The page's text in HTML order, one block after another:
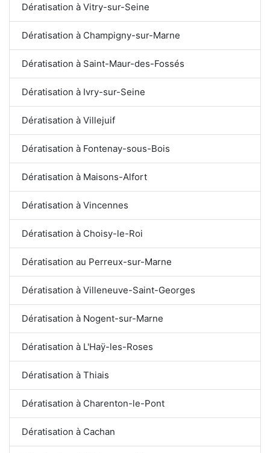
Dératisation à Vitry-sur-Seine
Dératisation à Champigny-sur-Marne
Dératisation à Saint-Maur-des-Fossés
Dératisation à Ivry-sur-Seine
Dératisation à Villejuif
Dératisation à Fontenay-sous-Bois
Dératisation à Maisons-Alfort
Dératisation à Vincennes
Dératisation à Choisy-le-Roi
Dératisation au Perreux-sur-Marne
Dératisation à Villeneuve-Saint-Georges
Dératisation à Nogent-sur-Marne
Dératisation à L'Haÿ-les-Roses
Dératisation à Thiais
Dératisation à Charenton-le-Pont
Dératisation à Cachan